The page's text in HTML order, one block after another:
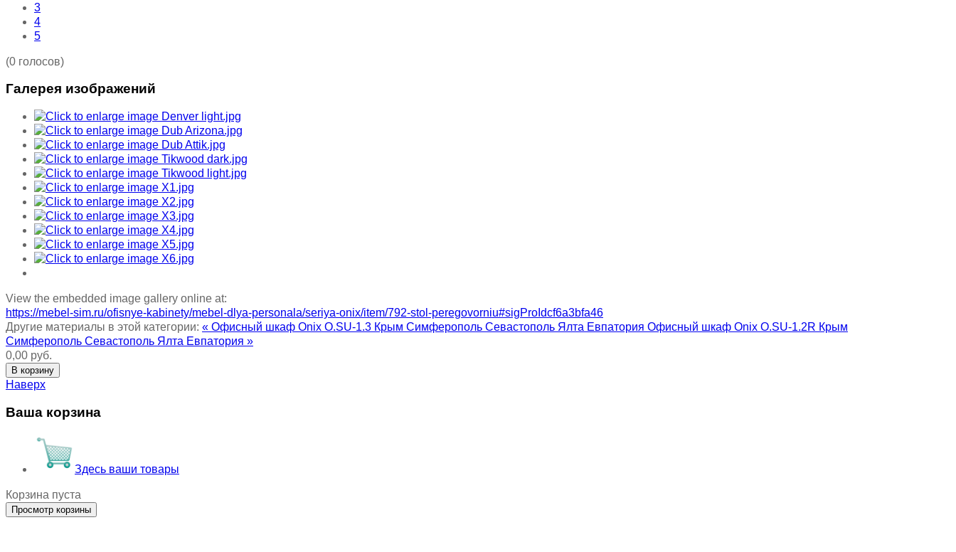
3
4
5
(0 голосов)
Галерея изображений
View the embedded image gallery online at:
https://mebel-sim.ru/ofisnye-kabinety/mebel-dlya-personala/seriya-onix/item/792-stol-peregovorniu#sigProIdcf6a3bfa46
Другие материалы в этой категории: « Офисный шкаф Onix O.SU-1.3 Крым Симферополь Севастополь Ялта Евпатория Офисный шкаф Onix O.SU-1.2R Крым
Симферополь Севастополь Ялта Евпатория »
0,00 руб.
Наверх
Ваша корзина
Здесь ваши товары
Корзина пуста